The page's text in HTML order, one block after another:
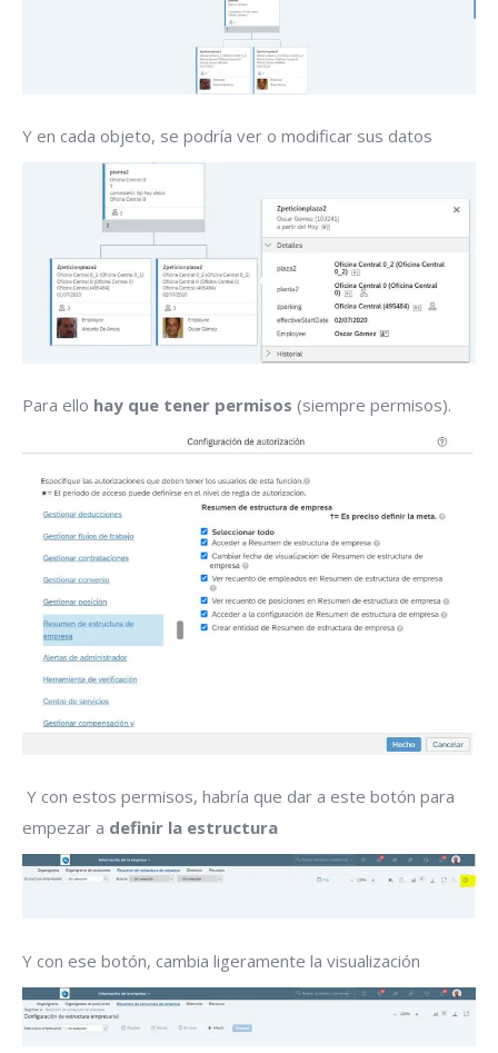
Y en cada objeto, se podría ver o modificar sus datos
Para ello hay que tener permisos (siempre permisos).
Y con estos permisos, habría que dar a este botón para
empezar a definir la estructura
Y con ese botón, cambia ligeramente la visualización